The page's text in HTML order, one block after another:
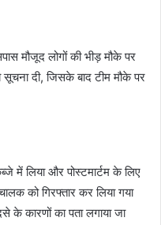
मौजूद लोगों की भीड़ मौके पर
सूचना दी, जिसके बाद टीम मौके पर
में लिया और पोस्टमार्टम के लिए
को गिरफ्तार कर लिया गया
के कारणों का पता लगाया जा